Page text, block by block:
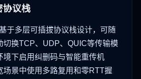
协议栈
于多层可插拔协议栈设计，可随
切换TCP、UDP、QUIC等传输模
境下启用纠删码与智能重传机
场景中使用多路复用和零RTT握